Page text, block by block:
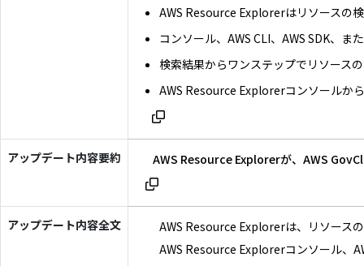
AWS Resource Explorerはリソースの
コンソール、AWS CLI、AWS SDK、
検索結果からワンステップでリソース
AWS Resource Explorerコンソールか
アップデート内容要約 AWS Resource Explorerが、AWS
アップデート内容全文
AWS Resource Explorerは、リソース
AWS Resource Explorerコンソール、